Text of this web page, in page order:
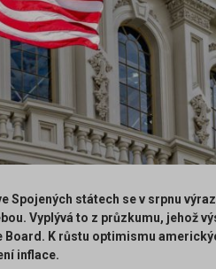
Spojených státech se v srpnu
Vyplývá to z průzkumu, jehož
Board. K růstu optimismu
inflace.